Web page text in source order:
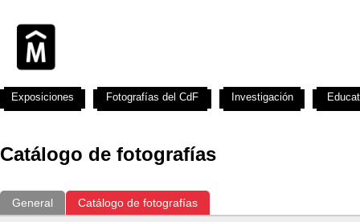
Catálogo de fotografías
General Catálogo de fotografías
Exposiciones Fotografías del CdF Investigación